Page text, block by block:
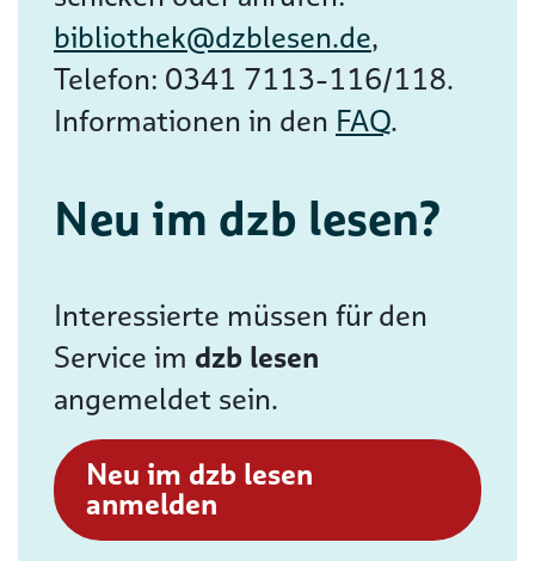
bibliothek@dzblesen.de,
Telefon: 0341 7113-116/118.
Informationen in den FAQ.
Neu im dzb lesen?
Interessierte müssen für den
Service im dzb lesen
angemeldet sein.
Neu im dzb lesen
anmelden